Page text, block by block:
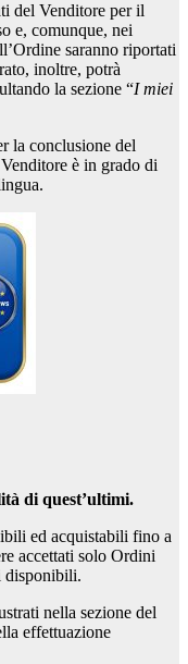
del Venditore per il
e, comunque, nei
saranno riportati
inoltre, potrà
la sezione “I miei
la conclusione del
è in grado di
di quest’ultimi.
ed acquistabili fino a
accettati solo Ordini
disponibili.
nella sezione del
effettuazione